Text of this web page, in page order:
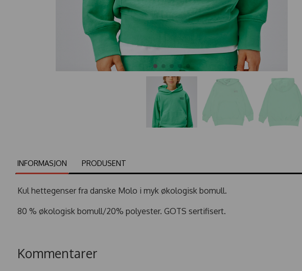
INFORMASJON PRODUSENT
Kul hettegenser fra danske Molo i myk økologisk bomull.
80 % økologisk bomull/20% polyester. GOTS sertifisert.
Kommentarer